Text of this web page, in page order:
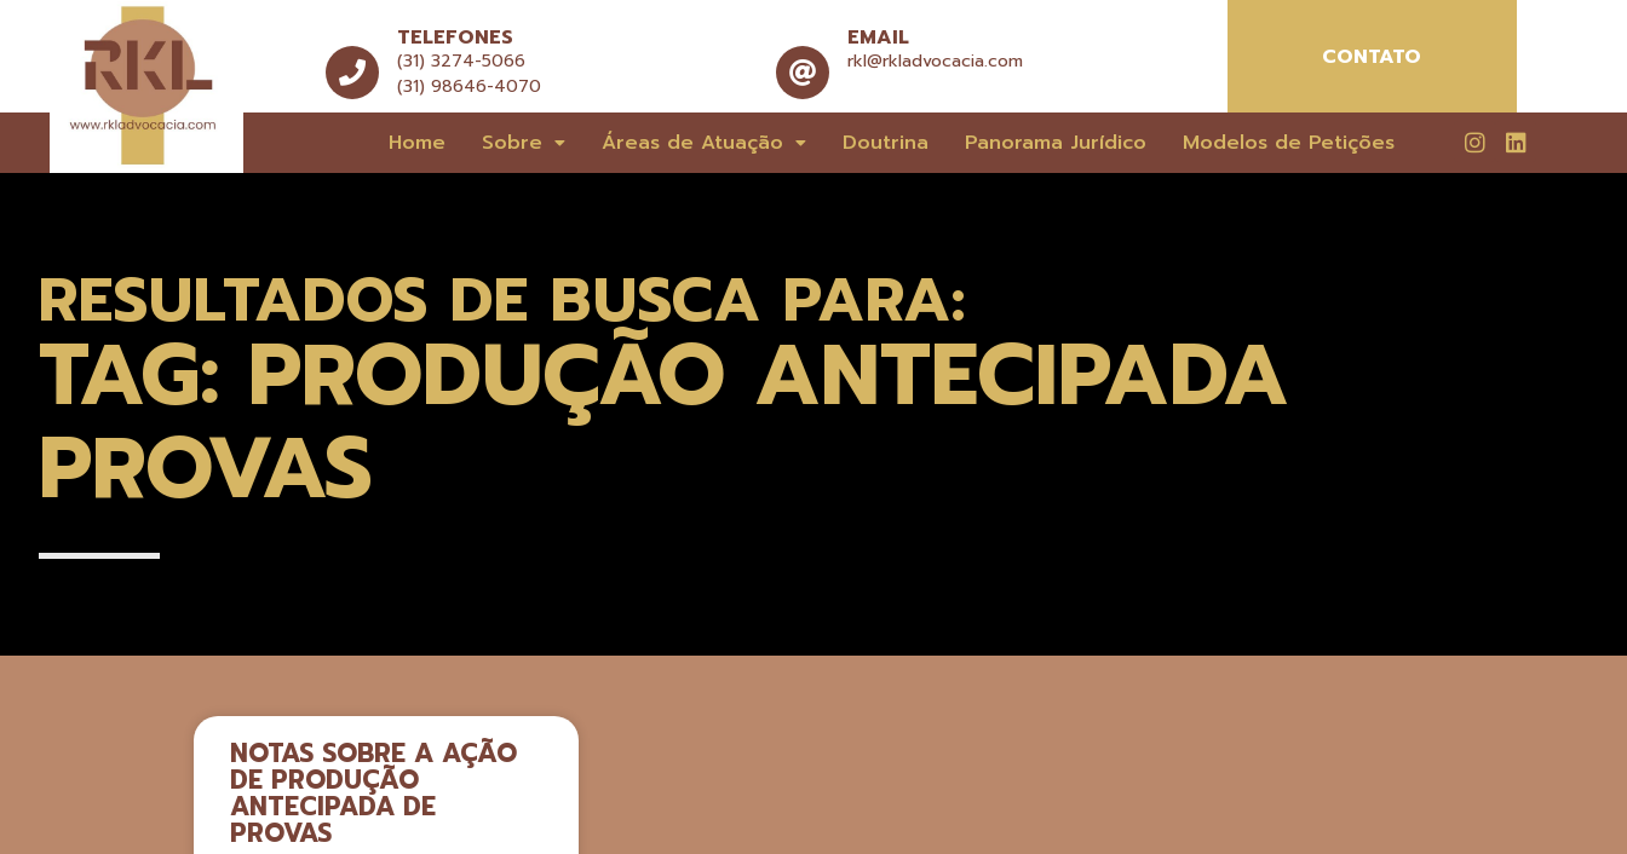
TELEFONES
(31) 3274-5066
(31) 98646-4070
EMAIL
rkl@rkladvocacia.com CONTATO
Home Sobre Áreas de Atuação Doutrina Panorama Jurídico Modelos de Petições
RESULTADOS DE BUSCA PARA:
TAG: PRODUÇÃO ANTECIPADA
PROVAS
NOTAS SOBRE A AÇÃO
DE PRODUÇÃO
ANTECIPADA DE
PROVAS